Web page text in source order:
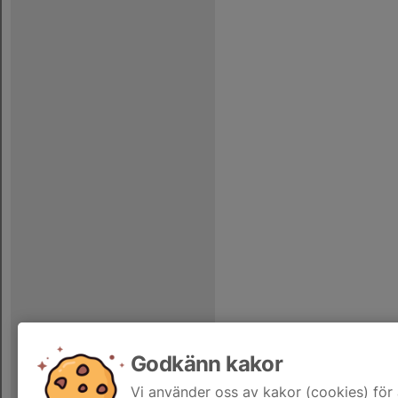
Godkänn kakor
Vi använder oss av kakor (cookies)